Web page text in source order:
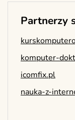
Partnerzy
komputer-
icomfix.pl
nauka-z-